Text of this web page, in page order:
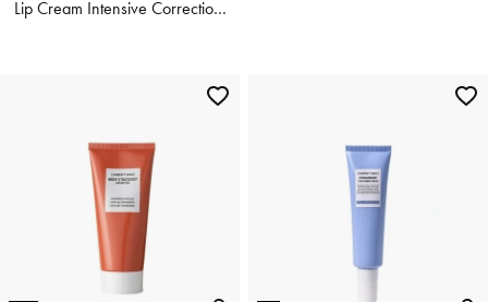
Lip Cream Intensive Correction,